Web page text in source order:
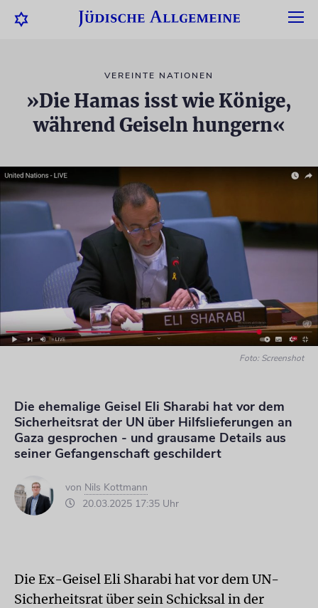
VEREINTE NATIONEN
»Die Hamas isst wie Könige,
während Geiseln hungern«
Foto: Screenshot
Die ehemalige Geisel Eli Sharabi hat vor dem
Sicherheitsrat der UN über Hilfslieferungen an
Gaza gesprochen - und grausame Details aus
seiner Gefangenschaft geschildert
von Nils Kottmann
20.03.2025 17:35 Uhr
Die Ex-Geisel Eli Sharabi hat vor dem UN-
Sicherheitsrat über sein Schicksal in der